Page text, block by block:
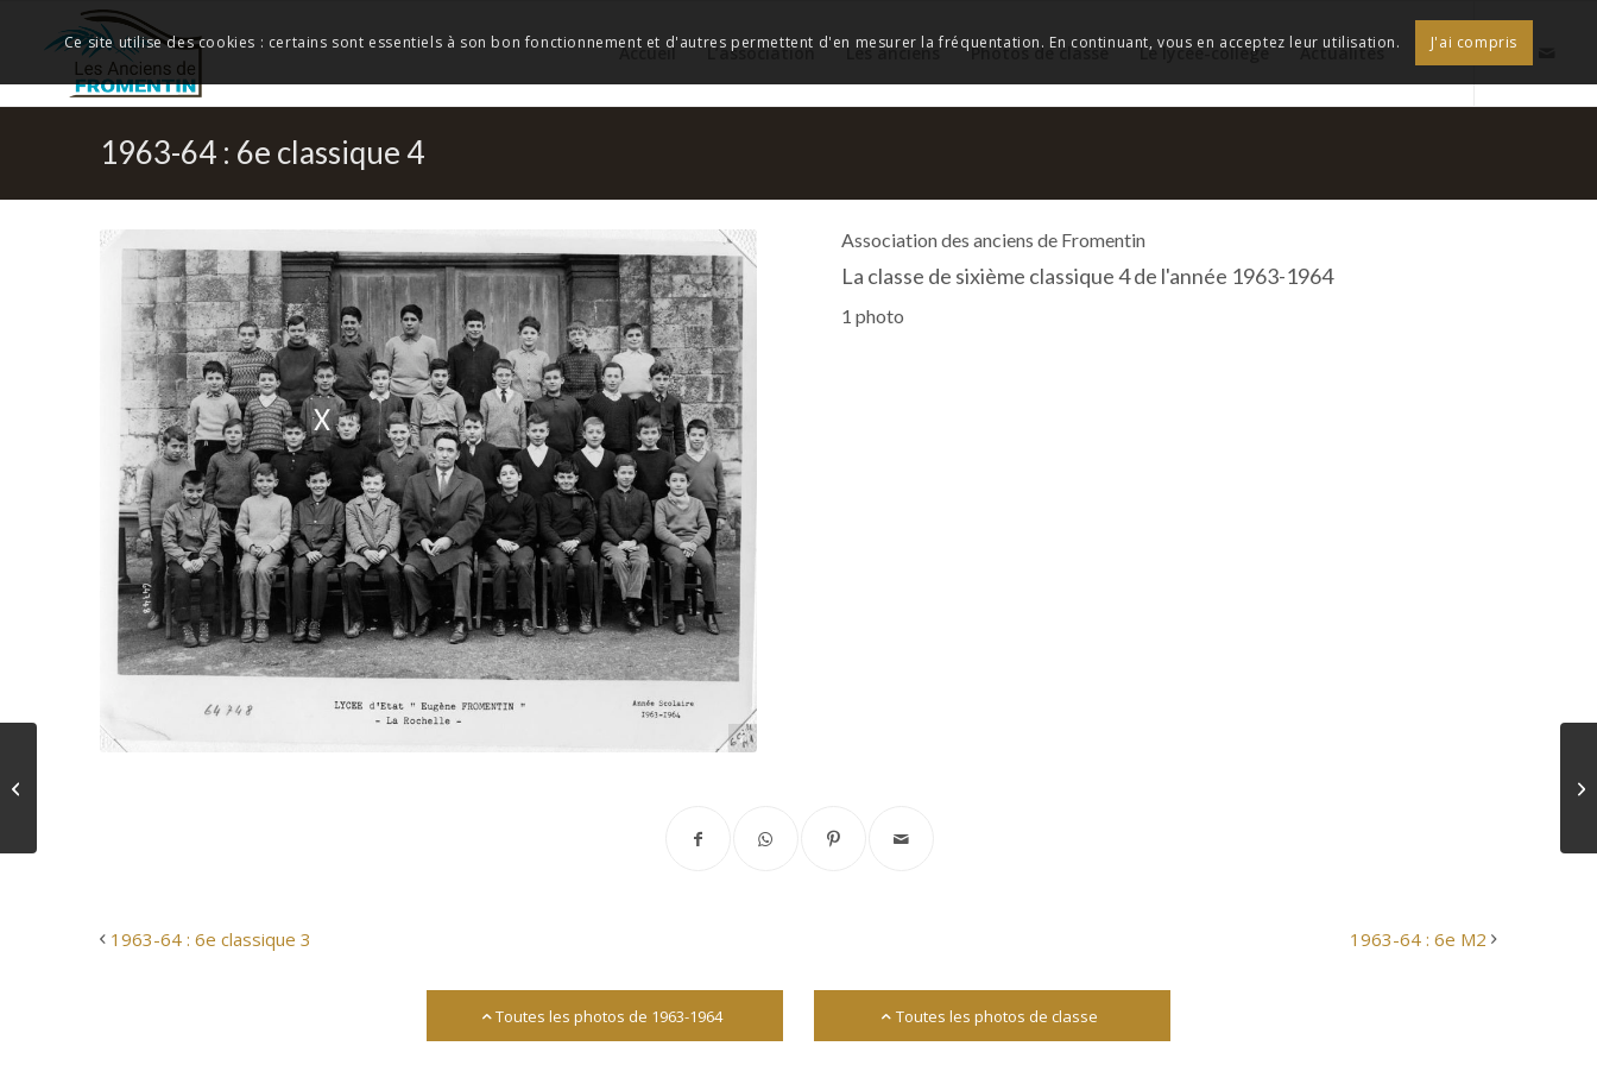
Accueil L’association Les anciens Photos de classe Le lycée-collège Actualités
1963-64 : 6e classique 4
Source : Jean-Loup Rouas
Association des anciens de Fromentin
La classe de sixième classique 4 de l'année 1963-1964
1 photo
1963-64 : 6e classique 3 1963-64 : 6e M2
Toutes les photos de 1963-1964 Toutes les photos de classe
Ce site utilise des cookies : certains sont essentiels à son bon fonctionnement et d'autres permettent d'en mesurer la fréquentation. En continuant, vous en acceptez leur utilisation. J'ai compris